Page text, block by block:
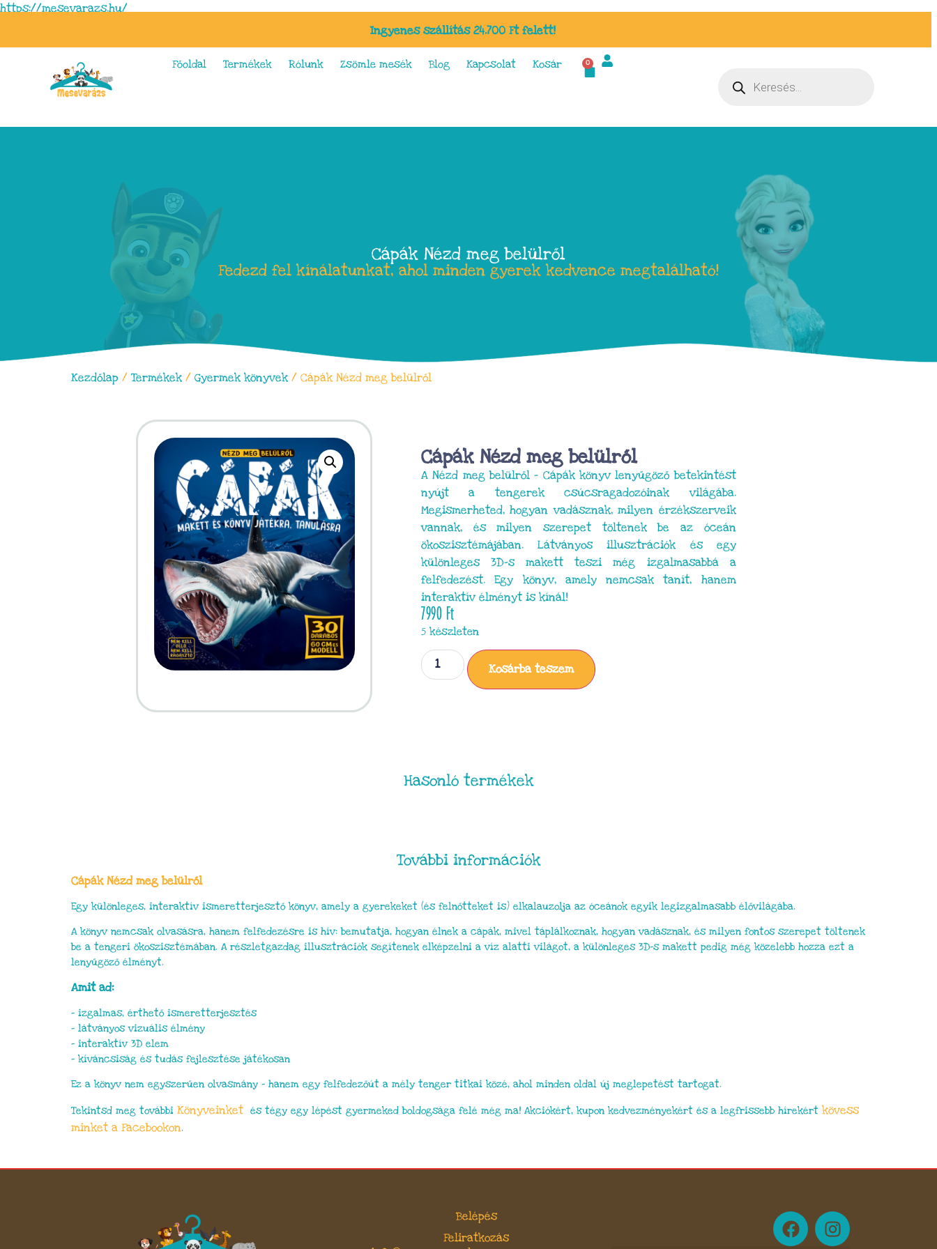
https://mesevarazs.hu/
Ingyenes szállítás 24.700 Ft felett!
Főoldal Termékek Rólunk Zsömle mesék Blog Kapcsolat Kosár 0
Cápák Nézd meg belülről
Fedezd fel kínálatunkat, ahol minden gyerek kedvence megtalálható!
Kezdőlap / Termékek / Gyermek könyvek / Cápák Nézd meg belülről
Cápák Nézd meg belülről
A Nézd meg belülről – Cápák könyv lenyűgöző betekintést
nyújt a tengerek csúcsragadozóinak világába.
Megismerheted, hogyan vadásznak, milyen érzékszerveik
vannak, és milyen szerepet töltenek be az óceán
ökoszisztémájában. Látványos illusztrációk és egy
különleges 3D-s makett teszi még izgalmasabbá a
felfedezést. Egy könyv, amely nemcsak tanít, hanem
interaktív élményt is kínál!
7990Ft
5 készleten
Kosárba teszem
Hasonló termékek
További információk
Cápák Nézd meg belülről
Egy különleges, interaktív ismeretterjesztő könyv, amely a gyerekeket (és felnőtteket is) elkalauzolja az óceánok egyik legizgalmasabb élővilágába.
A könyv nemcsak olvasásra, hanem felfedezésre is hív: bemutatja, hogyan élnek a cápák, mivel táplálkoznak, hogyan vadásznak, és milyen fontos szerepet töltenek
be a tengeri ökoszisztémában. A részletgazdag illusztrációk segítenek elképzelni a víz alatti világot, a különleges 3D-s makett pedig még közelebb hozza ezt a
lenyűgöző élményt.
Amit ad:
– izgalmas, érthető ismeretterjesztés
– látványos vizuális élmény
– interaktív 3D elem
– kíváncsiság és tudás fejlesztése játékosan
Ez a könyv nem egyszerűen olvasmány – hanem egy felfedezőút a mély tenger titkai közé, ahol minden oldal új meglepetést tartogat.
Tekintsd meg további Könyveinket és tégy egy lépést gyermeked boldogsága felé még ma! Akciókért, kupon kedvezményekért és a legfrissebb hírekért kövess
minket a Facebookon.
Belépés
Feliratkozás